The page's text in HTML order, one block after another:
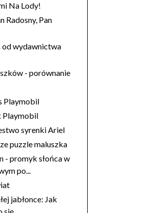
Na Lody!
Radosny, Pan
od wydawnictwa
- porównanie
Playmobil
Playmobil
syrenki Ariel
puzzle maluszka
- promyk słońca w
po...
jabłonce: Jak